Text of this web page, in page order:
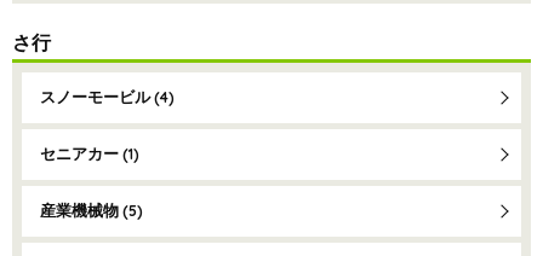
さ行
スノーモービル (4)
セニアカー (1)
産業機械物 (5)